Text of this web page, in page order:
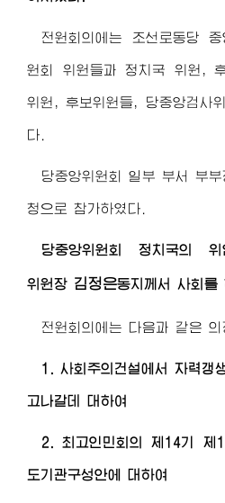
전원회의에는 조선로동당
원회 위원들과 정치국 위원, 후
위원, 후보위원들, 당중앙검사
다.
당중앙위원회 일부 부서 부
청으로 참가하였다.
당중앙위원회 정치국의
위원장 김정은동지 께서 사회를
전원회의에는 다음과 같은 의
1. 사회주의건설에서 자력갱
고나갈데 대하여
2. 최고인민회의 제14기 제
도기관구성안에 대하여